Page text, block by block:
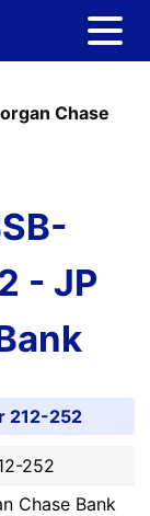
Chase
- JP
212-252
252
Chase Bank